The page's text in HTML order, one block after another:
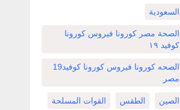
السعودية
الصحة مصر كورونا فيروس كورونا
كوفيد ١٩
الصحه كورونا فيروس كورونا كوفيد19
مصر
الصين الطقس القوات المسلحة